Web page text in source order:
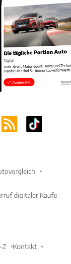
digitaler Käufe
Z Kontakt